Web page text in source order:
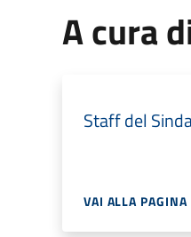
A cura
Staff del
VAI ALLA PAGINA